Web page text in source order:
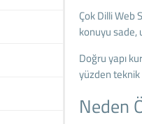
Çok Dilli Web
konuyu sade,
Doğru yapı
yüzden teknik
Neden